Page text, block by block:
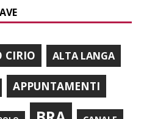
CIRIO ALTA LANGA
APPUNTAMENTI